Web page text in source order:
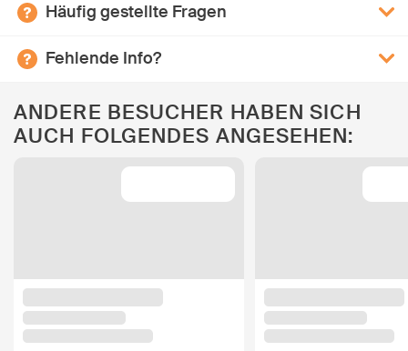
Häufig gestellte Fragen
Fehlende Info?
ANDERE BESUCHER HABEN SICH
AUCH FOLGENDES ANGESEHEN: